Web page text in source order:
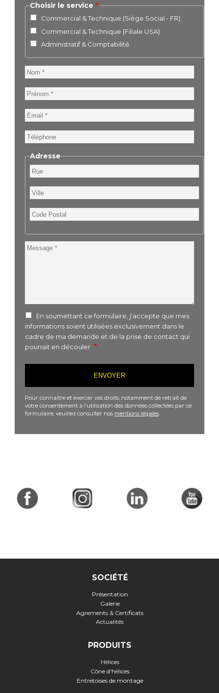
Choisir le service
Commercial & Technique (Siège Social - FR)
Commercial & Technique (Filiale USA)
Administratif & Comptabilité
Nom
Prénom
Email
Téléphone
Adresse
Rue
Ville
Code
Postal
Message
En soumettant ce formulaire, j'accepte que mes
informations soient utilisées exclusivement dans le
cadre de ma demande et de la prise de contact qui
pourrait en découler
Pour connaitre et exercer vos droits, notamment de retrait de
votre consentement à l’utilisation des données collectées par ce
formulaire, veuillez consulter nos mentions légales
SOCIÉTÉ
Présentation
Galerie
Agrements & Certificats
Actualités
PRODUITS
Hélices
Cône d'hélices
Entretoises de montage